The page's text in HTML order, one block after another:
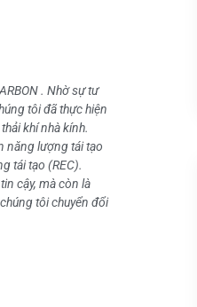
. Nhờ sự tư
tôi đã thực hiện
khí nhà kính.
năng lượng tái tạo
tái tạo (REC).
cậy, mà còn là
tôi chuyển đổi